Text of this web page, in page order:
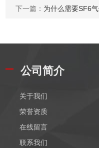
下一篇： 为什么需要SF6
公司简介
关于我们
荣誉资质
在线留言
联系我们